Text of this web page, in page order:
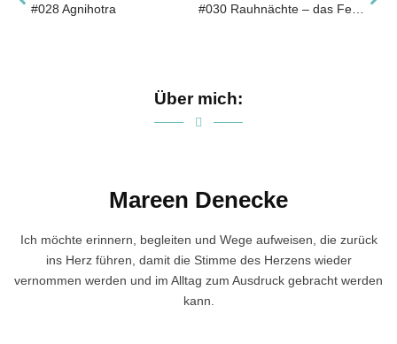
#028 Agnihotra #030 Rauhnächte – das Fenster zu deiner Seele
Über mich:
Mareen Denecke
Ich möchte erinnern, begleiten und Wege aufweisen, die zurück
ins Herz führen, damit die Stimme des Herzens wieder
vernommen werden und im Alltag zum Ausdruck gebracht werden
kann.